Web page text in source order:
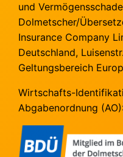
und
Dolmetscher/
Insurance Company
Deutschland,
Geltungsbereich
Wirtschafts-
Abgabenordnung